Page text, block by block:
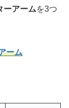
ーアームを3つ
ーム